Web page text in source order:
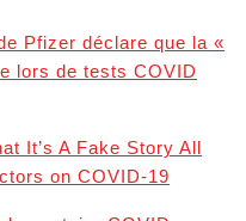
Pfizer déclare que la «
lors de tests COVID
It’s A Fake Story All
on COVID-19